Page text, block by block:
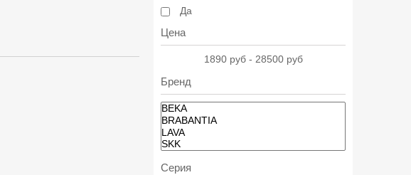
Да
Цена
1890 руб - 28500 руб
Бренд
Серия